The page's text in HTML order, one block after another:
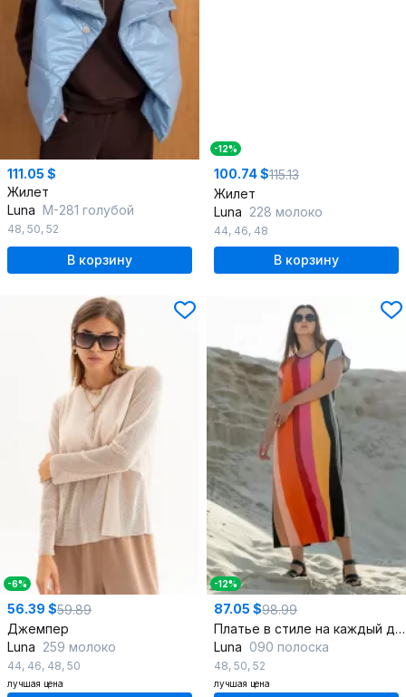
111.05 $
Жилет
Luna М-281 голубой
48, 50, 52
В корзину
-12%
100.74 $115.13
Жилет
Luna 228 молоко
44, 46, 48
В корзину
-6%
56.39 $59.89
Джемпер
Luna 259 молоко
44, 46, 48, 50
лучшая цена
-12%
87.05 $98.99
Платье в стиле на каждый день из вискозы с разрезом
Luna 090 полоска
48, 50, 52
лучшая цена